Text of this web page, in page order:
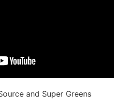
and Super Greens